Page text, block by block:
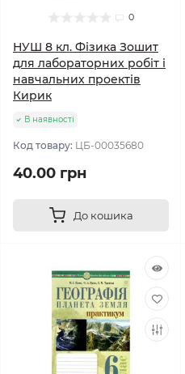
0
НУШ 8 кл. Фізика Зошит
для лабораторних робіт і
навчальних проектів
Кирик
В наявності
Код товару: ЦБ-00035680
40.00 грн
До кошика